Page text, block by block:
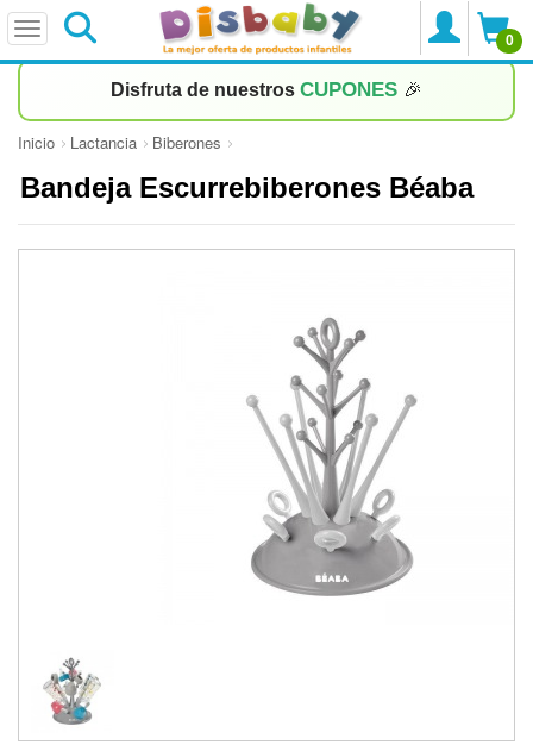
0
Disfruta de nuestros CUPONES 🎉
Inicio Lactancia Biberones
Bandeja Escurrebiberones Béaba